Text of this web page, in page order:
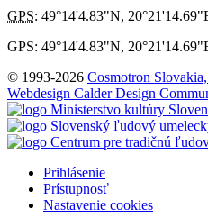
GPS: 49°14'4.83"N,
GPS: 49°14'4.83"N,
© 1993-2026 Cosmotron Slovakia,
Webdesign Calder Design
Prihlásenie
Prístupnosť
Nastavenie cookies